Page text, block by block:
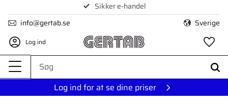
Menu
Sikker e-handel
info@gertab.se
Sverige
Log ind
Log ind for at se dine priser